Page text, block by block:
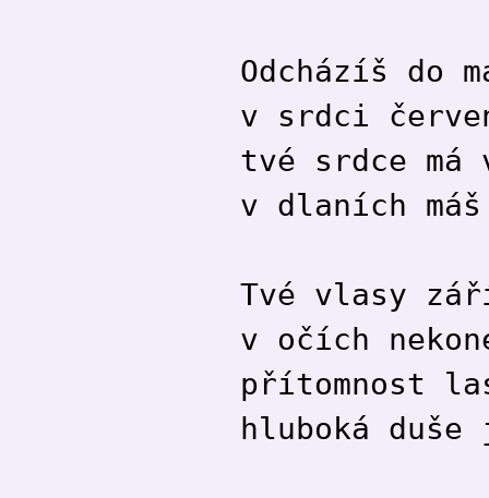
Odcházíš do
v srdci
tvé srdce má
v dlaních máš
Tvé vlasy
v očích
přítomnost
hluboká